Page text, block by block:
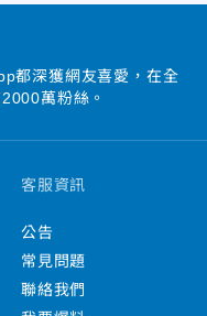
都深獲網友喜愛，在全
萬粉絲。
客服資訊
公告
常見問題
聯絡我們